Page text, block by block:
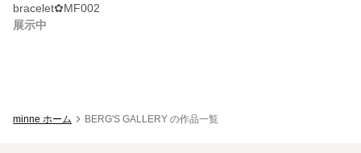
bracelet✿MF002
展示中
minne ホーム BERG'S GALLERY の作品一覧